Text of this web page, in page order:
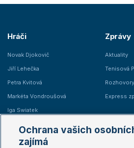
Hráči
Novak Djokovič
Jiří Lehečka
Petra Kvitová
Markéta Vondroušová
Iga Swiatek
Zprávy
Aktuality
Tenisová
Rozhovory
Express
Žebříčky
Ochrana vašich
zajímá